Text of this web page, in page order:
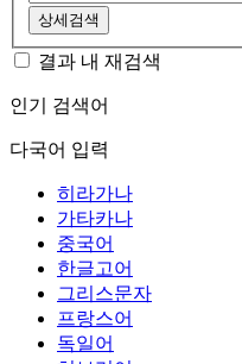
상세검색
결과 내 재검색
인기 검색어
다국어 입력
히라가나
가타카나
중국어
한글고어
그리스문자
프랑스어
독일어